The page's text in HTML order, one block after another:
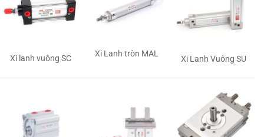
Xi lanh vuông SC Xi Lanh tròn MAL
Xi Lanh Vuông SU